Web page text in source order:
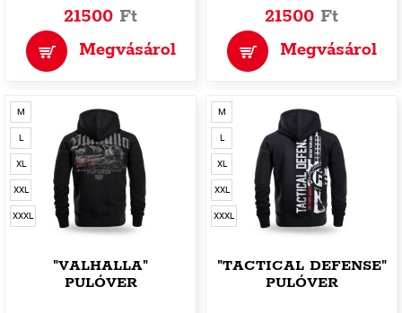
21500 Ft
Megvásárol
21500 Ft
Megvásárol
M
L
XL
XXL
XXXL
"VALHALLA"
PULÓVER
M
L
XL
XXL
XXXL
"TACTICAL DEFENSE"
PULÓVER